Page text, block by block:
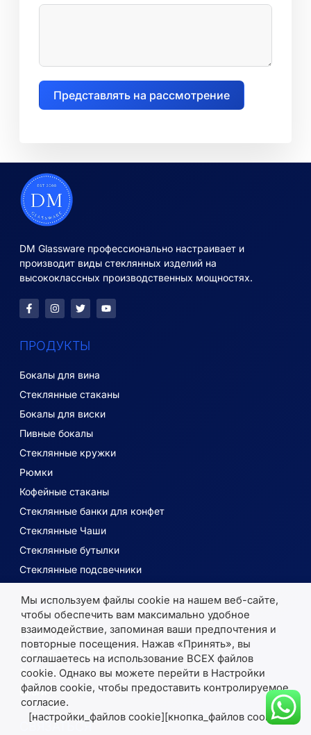
Представлять на рассмотрение
DM Glassware профессионально настраивает и
производит виды стеклянных изделий на
высококлассных производственных мощностях.
ПРОДУКТЫ
Бокалы для вина
Стеклянные стаканы
Бокалы для виски
Пивные бокалы
Стеклянные кружки
Рюмки
Кофейные стаканы
Стеклянные банки для конфет
Стеклянные Чаши
Стеклянные бутылки
Стеклянные подсвечники
О ДМ
Почему ДМ
Связаться с нами
Загрузки
Блоги
СВЯЗАТЬСЯ
Мы используем файлы cookie на нашем веб-сайте,
чтобы обеспечить вам максимально удобное
взаимодействие, запоминая ваши предпочтения и
повторные посещения. Нажав «Принять», вы
соглашаетесь на использование ВСЕХ файлов
cookie. Однако вы можете перейти в Настройки
файлов cookie, чтобы предоставить контролируемое
согласие.
[настройки_файлов cookie][кнопка_файлов cookie]